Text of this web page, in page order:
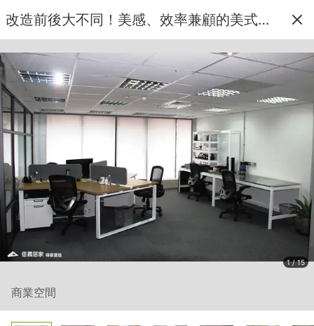
改造前後大不同！美感、效率兼顧的美式休閒辦公室
1 / 15
商業空間